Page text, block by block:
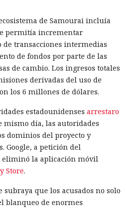
de Samourai incluía
permitía incrementar
transacciones intermedias
de fondos por parte de las
de cambio. Los ingresos totales
derivadas del uso de
los 6 millones de dólares.
estadounidenses arrestaro
mismo día, las autoridades
dominios del proyecto y
Google, a petición del
eliminó la aplicación móvil
Store.
que los acusados no solo
blanqueo de enormes